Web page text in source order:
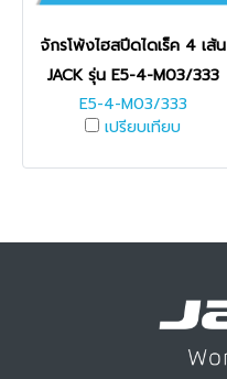
จักรโพ้งไฮสปีดไดเร็ค 4 เส้น
JACK รุ่น E5-4-M03/333
E5-4-M03/333
เปรียบเทียบ